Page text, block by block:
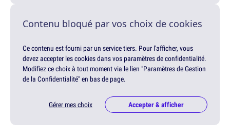
Contenu bloqué par vos choix de cookies
Ce contenu est fourni par un service tiers. Pour l'afficher, vous
devez accepter les cookies dans vos paramètres de confidentialité.
Modifiez ce choix à tout moment via le lien "Paramètres de Gestion
de la Confidentialité" en bas de page.
Gérer mes choix Accepter & afficher